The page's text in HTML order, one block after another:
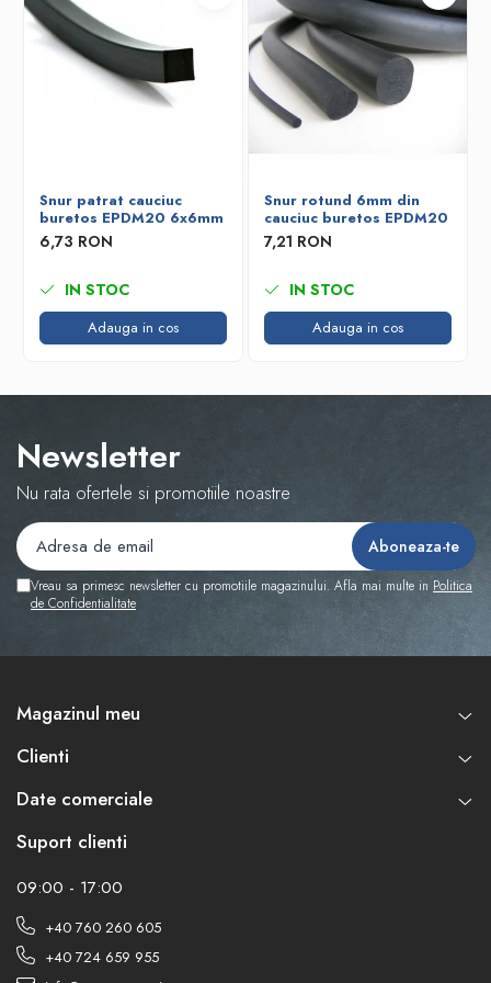
Snur patrat cauciuc
buretos EPDM20 6x6mm
6,73 RON
IN STOC
Adauga in cos
Snur rotund 6mm din
cauciuc buretos EPDM20
7,21 RON
IN STOC
Adauga in cos
Newsletter
Nu rata ofertele si promotiile noastre
Vreau sa primesc newsletter cu promotiile magazinului. Afla mai multe in Politica
de Confidentialitate
Magazinul meu
Clienti
Date comerciale
Suport clienti
09:00 - 17:00
+40 760 260 605
+40 724 659 955